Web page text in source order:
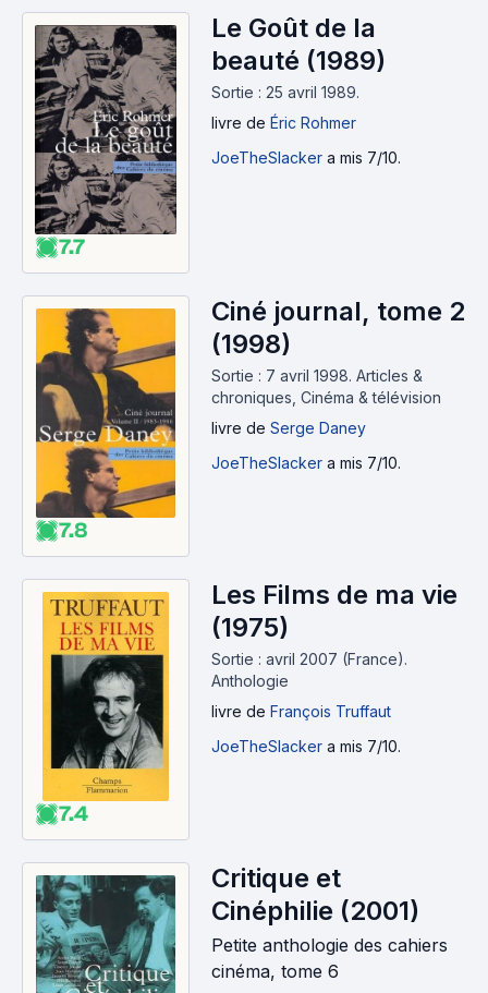
7.7
Le Goût de la
beauté (1989)
Sortie : 25 avril 1989.
livre de Éric Rohmer
JoeTheSlacker a mis 7/10.
7.8
Ciné journal, tome 2
(1998)
Sortie : 7 avril 1998. Articles &
chroniques, Cinéma & télévision
livre de Serge Daney
JoeTheSlacker a mis 7/10.
7.4
Les Films de ma vie
(1975)
Sortie : avril 2007 (France).
Anthologie
livre de François Truffaut
JoeTheSlacker a mis 7/10.
Critique et
Cinéphilie (2001)
Petite anthologie des cahiers
cinéma, tome 6